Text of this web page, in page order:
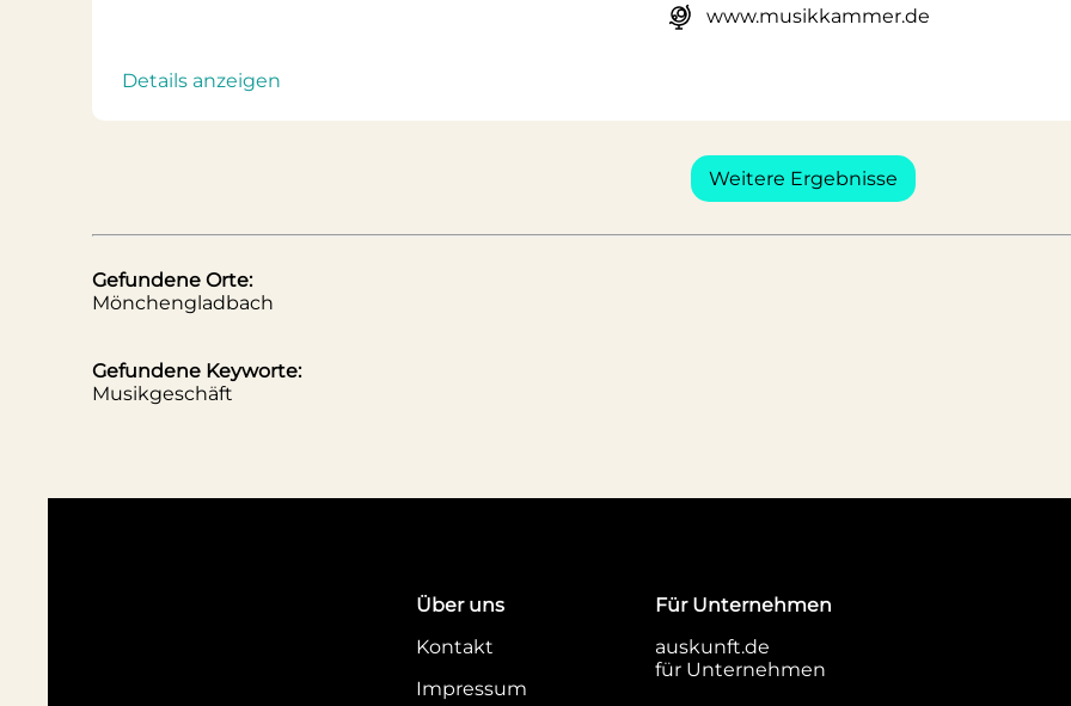
Details anzeigen
www.musikkammer.de
Weitere Ergebnisse
Gefundene Orte:
Mönchengladbach
Gefundene Keyworte:
Musikgeschäft
Über uns
Kontakt
Impressum
Für Unternehmen
auskunft.de
für Unternehmen